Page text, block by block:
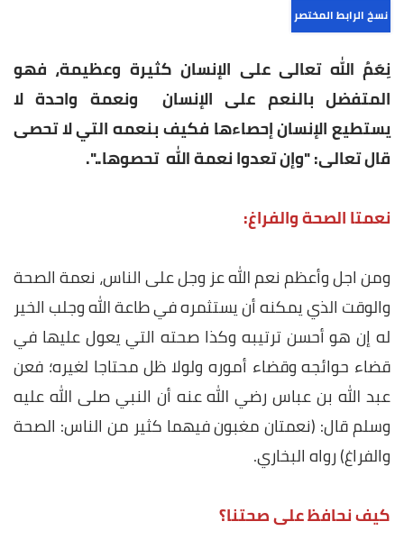
نسخ الرابط المختصر
نِعَمُ الله تعالى على الإنسان كثيرة وعظيمة، فهو
المتفضل بالنعم على الإنسان ونعمة واحدة لا
يستطيع الإنسان إحصاءها فكيف بنعمه التي لا تحصى
قال تعالى: "وإن تعدوا نعمة الله تحصوها..".
نعمتا الصحة والفراغ:
ومن اجل وأعظم نعم الله عز وجل على الناس، نعمة الصحة
والوقت الذي يمكنه أن يستثمره في طاعة الله وجلب الخير
له إن هو أحسن ترتيبه وكذا صحته التي يعول عليها في
قضاء حوائجه وقضاء أموره ولولا ظل محتاجا لغيره؛ فعن
عبد الله بن عباس رضي الله عنه أن النبي صلى الله عليه
وسلم قال: (نعمتان مغبون فيهما كثير من الناس: الصحة
والفراغ) رواه البخاري.
كيف نحافظ على صحتنا؟